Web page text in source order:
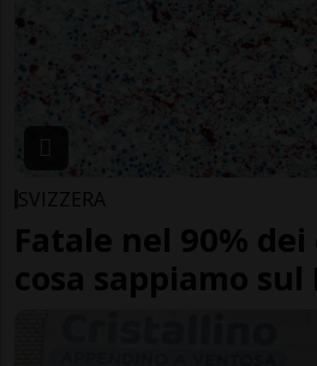
SVIZZERA
Fatale nel 90% dei
cosa sappiamo